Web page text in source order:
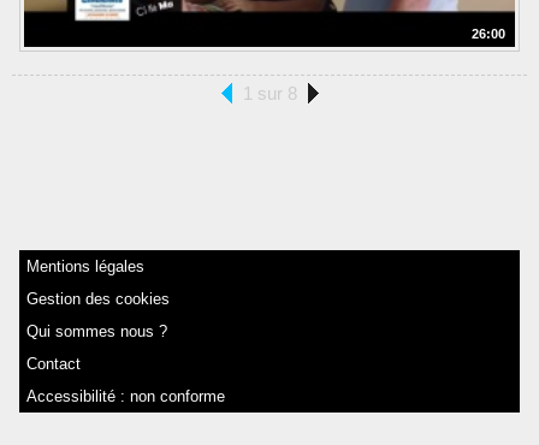
26:00
1 sur 8
Mentions légales
Gestion des cookies
Qui sommes nous ?
Contact
Accessibilité : non conforme